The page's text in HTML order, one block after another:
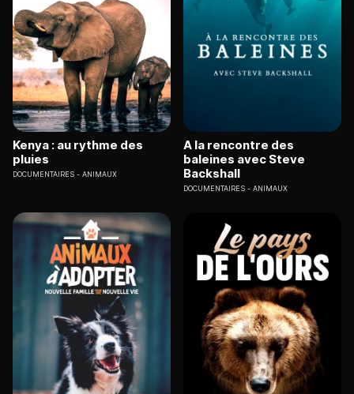
Kenya : au rythme des
pluies
DOCUMENTAIRES ANIMAUX
A la rencontre des
baleines avec Steve
Backshall
DOCUMENTAIRES ANIMAUX